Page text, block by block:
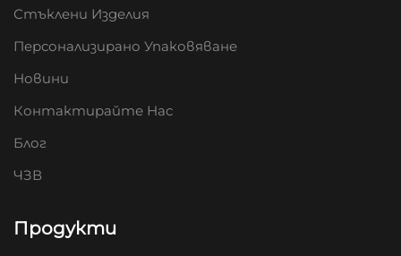
Стъклени Изделия
Персонализирано Упаковяване
Новини
Контактирайте Нас
Блог
ЧЗВ
Продукти